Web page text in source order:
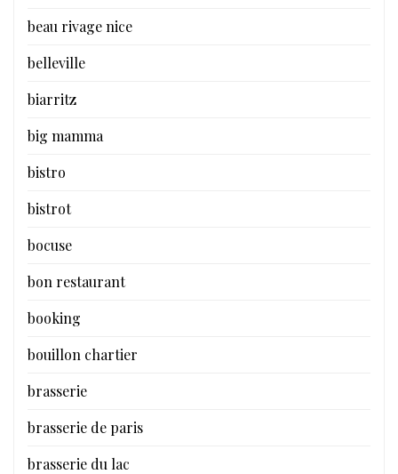
beau rivage nice
belleville
biarritz
big mamma
bistro
bistrot
bocuse
bon restaurant
booking
bouillon chartier
brasserie
brasserie de paris
brasserie du lac